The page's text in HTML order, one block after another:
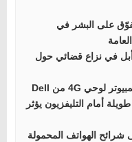
على البشر في
في نزاع قضائي حول
أمام التليفزيون يؤثر
الهواتف المحمولة